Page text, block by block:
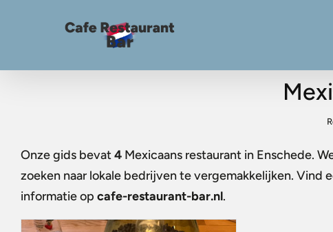
Onze gids bevat4 Mexicaans restaurant in Enschede.
zoeken naar lokale bedrijven te vergemakkelijken. Vind
informatie op cafe-restaurant-bar.nl.